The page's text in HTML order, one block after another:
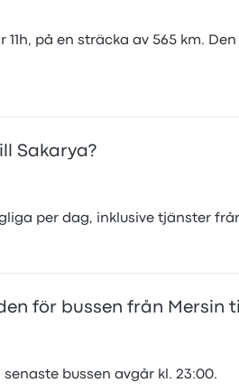
på en sträcka av 565 km.
Sakarya?
per dag, inklusive tjänster
för bussen från Mersin
bussen avgår kl. 23:00.